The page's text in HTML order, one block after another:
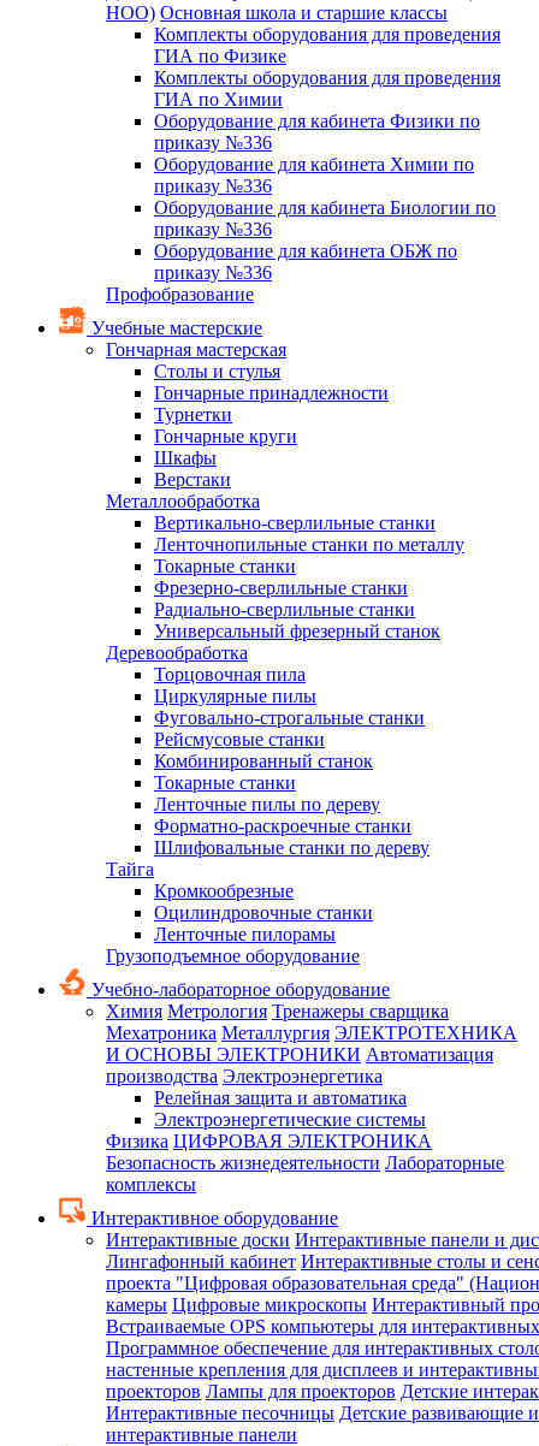
НОО) Основная школа и старшие классы
Комплекты оборудования для проведения
ГИА по Физике
Комплекты оборудования для проведения
ГИА по Химии
Оборудование для кабинета Физики по
приказу №336
Оборудование для кабинета Химии по
приказу №336
Оборудование для кабинета Биологии по
приказу №336
Оборудование для кабинета ОБЖ по
приказу №336
Профобразование
Учебные мастерские
Гончарная мастерская
Столы и стулья
Гончарные принадлежности
Турнетки
Гончарные круги
Шкафы
Верстаки
Металлообработка
Вертикально-сверлильные станки
Ленточнопильные станки по металлу
Токарные станки
Фрезерно-сверлильные станки
Радиально-сверлильные станки
Универсальный фрезерный станок
Деревообработка
Торцовочная пила
Циркулярные пилы
Фуговально-строгальные станки
Рейсмусовые станки
Комбинированный станок
Токарные станки
Ленточные пилы по дереву
Форматно-раскроечные станки
Шлифовальные станки по дереву
Тайга
Кромкообрезные
Оцилиндровочные станки
Ленточные пилорамы
Грузоподъемное оборудование
Учебно-лабораторное оборудование
Химия Метрология Тренажеры сварщика
Мехатроника Металлургия ЭЛЕКТРОТЕХНИКА
И ОСНОВЫ ЭЛЕКТРОНИКИ Автоматизация
производства Электроэнергетика
Релейная защита и автоматика
Электроэнергетические системы
Физика ЦИФРОВАЯ ЭЛЕКТРОНИКА
Безопасность жизнедеятельности Лабораторные
комплексы
Интерактивное оборудование
Интерактивные доски Интерактивные панели и
Лингафонный кабинет Интерактивные столы и
проекта "Цифровая образовательная среда"
камеры Цифровые микроскопы Интерактивный
Встраиваемые OPS компьютеры для
Программное обеспечение для интерактивных
настенные крепления для дисплеев и
проекторов Лампы для проекторов Детские
Интерактивные песочницы Детские развивающие
интерактивные панели